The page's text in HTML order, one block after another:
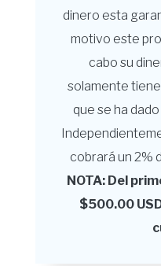
dinero esta
motivo este
cabo su
solamente
que se ha
cobrará un 2%
NOTA: Del
$500.00